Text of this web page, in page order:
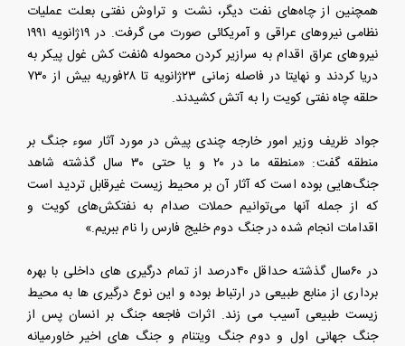
همچنین از چاه‌های نفت دیگر، نشت و تراوش نفتی بعلت عملیات
نظامی نیروهای عراقی و آمریکائی صورت می گرفت. در ۱۹ژانویه ۱۹۹۱
نیروهای عراق اقدام به سرازیر کردن محموله ۵نفت کش غول پیکر به
دریا کردند و نهایتا در فاصله زمانی ۲۳ژانویه تا ۲۸فوریه بیش از ۷۳۰
حلقه چاه نفتی کویت را به آتش کشیدند.
جواد ظریف وزیر امور خارجه چندی پیش در مورد آثار سوء جنگ بر
منطقه گفت: «منطقه ما در ۲۰ و یا حتی ۳۰ سال گذشته شاهد
جنگ‌هایی بوده است که آثار آن بر محیط زیست غیرقابل تردید است
که از جمله آنها می‌توانیم حملات صدام به نفتکش‌های کویت و
اقدامات انجام شده در جنگ دوم خلیج فارس را نام ببریم.»
در ۶۰سال گذشته حداقل ۴۰درصد از تمام درگیری های داخلی با بهره
برداری از منابع طبیعی در ارتباط بوده و این نوع درگیری ها به محیط
زیست طبیعی آسیب می زند. اثرات فاجعه جنگ بر انسان پس از
جنگ جهانی اول و دوم جنگ ویتنام و جنگ های اخیر خاورمیانه